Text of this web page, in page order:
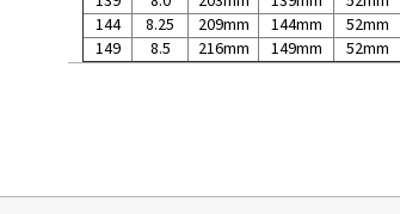
144
8.25 209mm 144mm 52mm
149
8.5 216mm 149mm 52mm